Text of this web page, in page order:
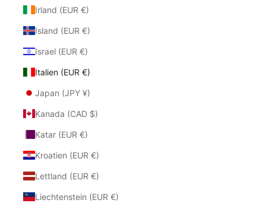
Irland (EUR €)
Island (EUR €)
Israel (EUR €)
Italien (EUR €)
Japan (JPY ¥)
Kanada (CAD $)
Katar (EUR €)
Kroatien (EUR €)
Lettland (EUR €)
Liechtenstein (EUR €)